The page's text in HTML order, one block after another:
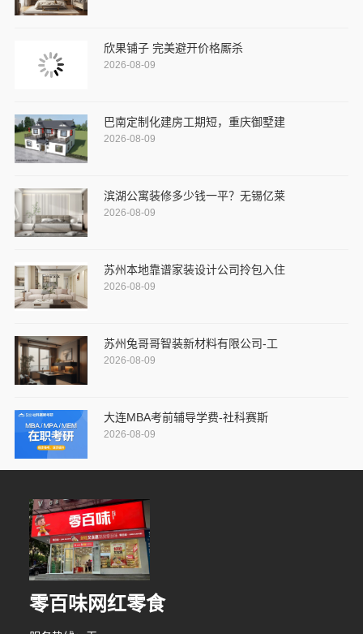
欣果铺子 完美避开价格厮杀
2026-08-09
巴南定制化建房工期短，重庆御墅建
2026-08-09
滨湖公寓装修多少钱一平？无锡亿莱
2026-08-09
苏州本地靠谱家装设计公司拎包入住
2026-08-09
苏州兔哥哥智装新材料有限公司-工
2026-08-09
大连MBA考前辅导学费-社科赛斯
2026-08-09
零百味网红零食